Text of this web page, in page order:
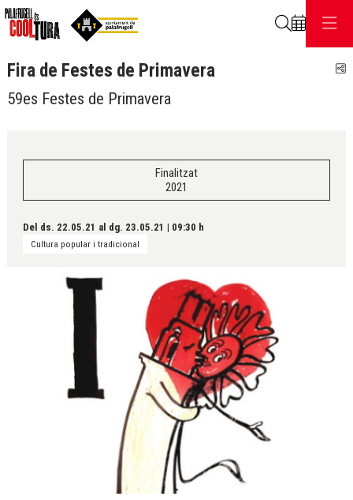
Fira de Festes de Primavera
59es Festes de Primavera
Finalitzat
2021
Del ds. 22.05.21 al dg. 23.05.21 | 09:30 h
Cultura popular i tradicional